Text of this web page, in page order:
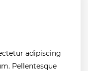
haber
neşter
adipiscing
Pellentesque